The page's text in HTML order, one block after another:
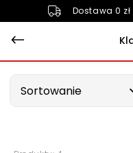
Dostawa 0
Sortowanie